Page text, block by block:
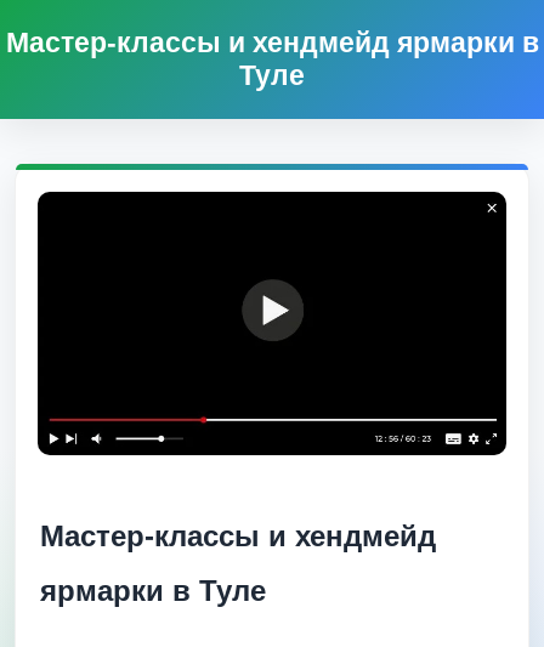
Мастер-классы и хендмейд ярмарки в
Туле
Мастер-классы и хендмейд
ярмарки в Туле